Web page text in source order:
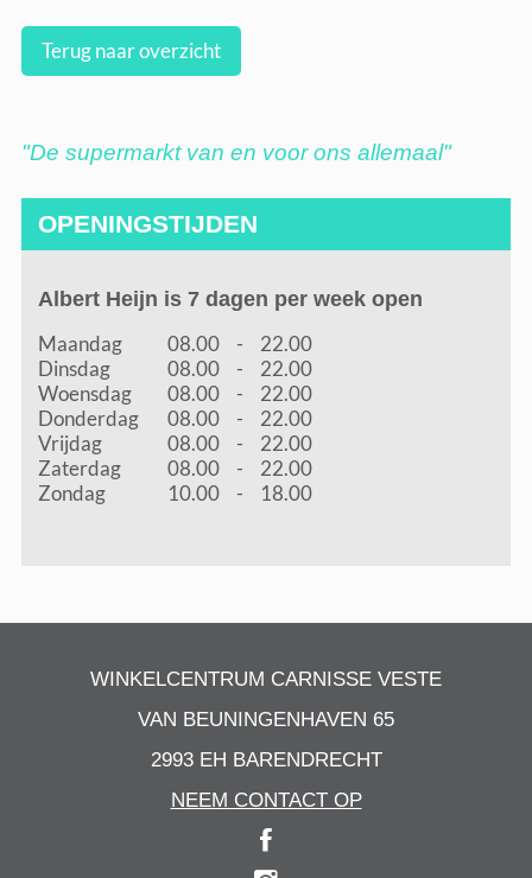
Terug naar overzicht
"De supermarkt van en voor ons allemaal"
OPENINGSTIJDEN
Albert Heijn is 7 dagen per week open
Maandag 08.00 -
22.00
Dinsdag
08.00 -
22.00
Woensdag
08.00 -
22.00
Donderdag
08.00 -
22.00
Vrijdag
08.00 -
22.00
Zaterdag
08.00 -
22.00
Zondag
10.00 - 18.00
WINKELCENTRUM CARNISSE VESTE
VAN BEUNINGENHAVEN 65
2993 EH BARENDRECHT
NEEM CONTACT OP